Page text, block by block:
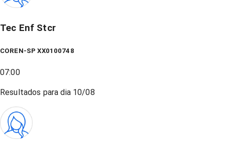
Tec Enf Stcr
COREN-SP XX0100748
07:00
Resultados para dia 10/08